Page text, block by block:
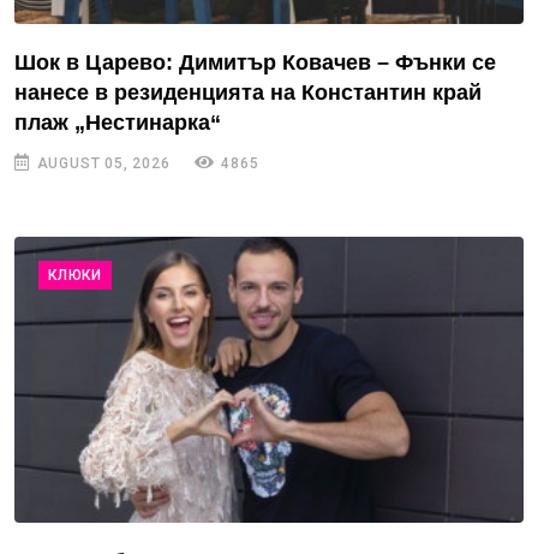
Шок в Царево: Димитър Ковачев – Фънки се
нанесе в резиденцията на Константин край
плаж „Нестинарка“
AUGUST 05, 2026 4865
КЛЮКИ